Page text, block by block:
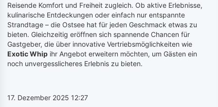
Reisende Komfort und Freiheit zugleich. Ob aktive Erlebnisse,
kulinarische Entdeckungen oder einfach nur entspannte
Strandtage – die Ostsee hat für jeden Geschmack etwas zu
bieten. Gleichzeitig eröffnen sich spannende Chancen für
Gastgeber, die über innovative Vertriebsmöglichkeiten wie
Exotic Whip ihr Angebot erweitern möchten, um Gästen ein
noch unvergesslicheres Erlebnis zu bieten.
17. Dezember 2025 12:27